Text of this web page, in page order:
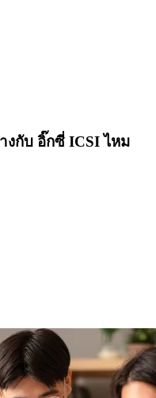
งกับ อิ๊กซี่ ICSI ไหม